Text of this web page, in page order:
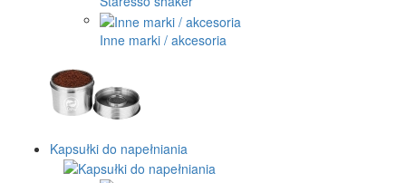
Inne marki / akcesoria
Kapsułki do napełniania